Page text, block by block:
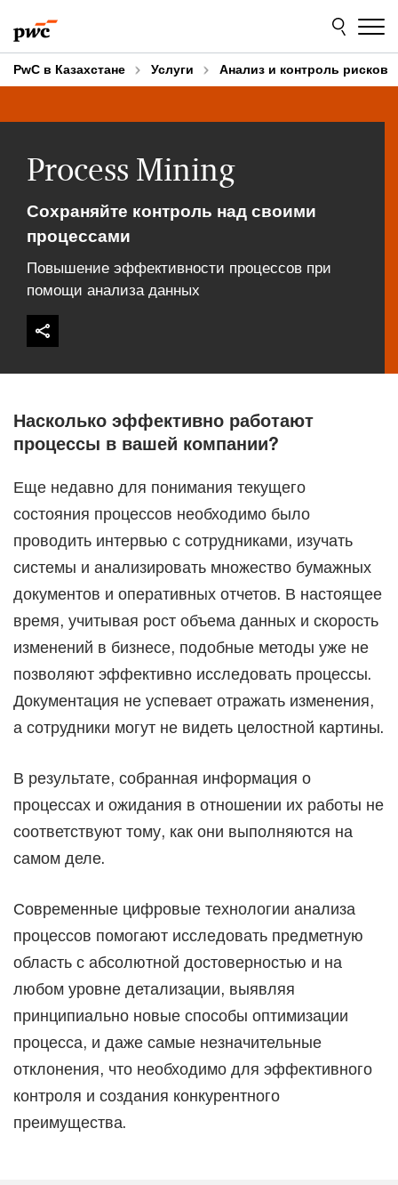
to
content
to
footer
PwC в Казахстане Услуги Анализ и контроль рисков
Process Mining
Сохраняйте контроль над своими
процессами
Повышение эффективности процессов при
помощи анализа данных
Насколько эффективно работают
процессы в вашей компании?
Еще недавно для понимания текущего
состояния процессов необходимо было
проводить интервью с сотрудниками, изучать
системы и анализировать множество бумажных
документов и оперативных отчетов. В настоящее
время, учитывая рост объема данных и скорость
изменений в бизнесе, подобные методы уже не
позволяют эффективно исследовать процессы.
Документация не успевает отражать изменения,
а сотрудники могут не видеть целостной картины.
В результате, собранная информация о
процессах и ожидания в отношении их работы не
соответствуют тому, как они выполняются на
самом деле.
Современные цифровые технологии анализа
процессов помогают исследовать предметную
область с абсолютной достоверностью и на
любом уровне детализации, выявляя
принципиально новые способы оптимизации
процесса, и даже самые незначительные
отклонения, что необходимо для эффективного
контроля и создания конкурентного
преимущества.